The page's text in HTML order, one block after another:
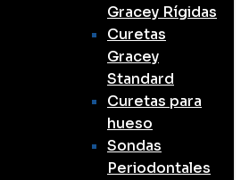
Gracey Rígidas
Curetas
Gracey
Standard
Curetas para
hueso
Sondas
Periodontales